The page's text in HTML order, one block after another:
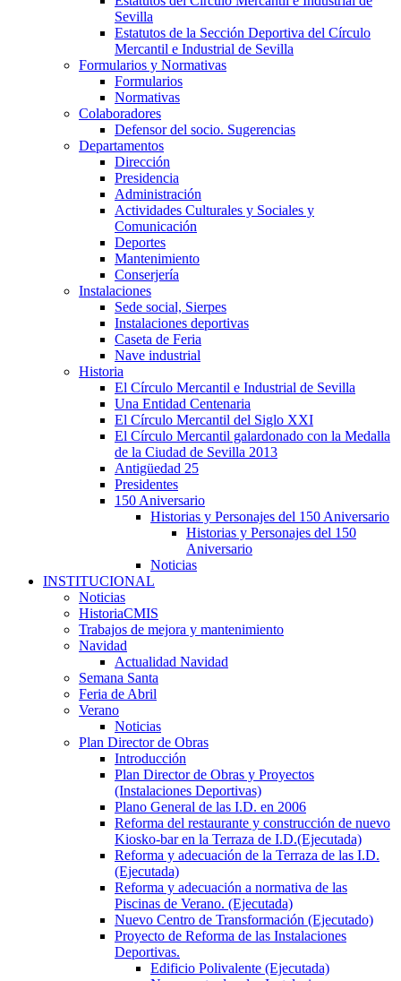
Sevilla
Estatutos de la Sección Deportiva del Círculo
Mercantil e Industrial de Sevilla
Formularios y Normativas
Formularios
Normativas
Colaboradores
Defensor del socio. Sugerencias
Departamentos
Dirección
Presidencia
Administración
Actividades Culturales y Sociales y
Comunicación
Deportes
Mantenimiento
Conserjería
Instalaciones
Sede social, Sierpes
Instalaciones deportivas
Caseta de Feria
Nave industrial
Historia
El Círculo Mercantil e Industrial de Sevilla
Una Entidad Centenaria
El Círculo Mercantil del Siglo XXI
El Círculo Mercantil galardonado con la Medalla
de la Ciudad de Sevilla 2013
Antigüedad 25
Presidentes
150 Aniversario
Historias y Personajes del 150 Aniversario
Historias y Personajes del 150
Aniversario
Noticias
INSTITUCIONAL
Noticias
HistoriaCMIS
Trabajos de mejora y mantenimiento
Navidad
Actualidad Navidad
Semana Santa
Feria de Abril
Verano
Noticias
Plan Director de Obras
Introducción
Plan Director de Obras y Proyectos
(Instalaciones Deportivas)
Plano General de las I.D. en 2006
Reforma del restaurante y construcción de nuevo
Kiosko-bar en la Terraza de I.D.(Ejecutada)
Reforma y adecuación de la Terraza de las I.D.
(Ejecutada)
Reforma y adecuación a normativa de las
Piscinas de Verano. (Ejecutada)
Nuevo Centro de Transformación (Ejecutado)
Proyecto de Reforma de las Instalaciones
Deportivas.
Edificio Polivalente (Ejecutada)